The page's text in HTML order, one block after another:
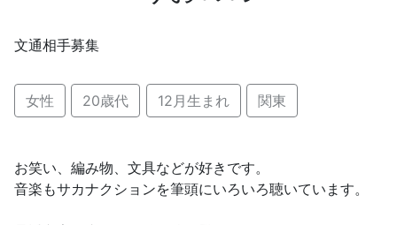
文通相手募集
女性 20歳代 12月生まれ 関東
お笑い、編み物、文具などが好きです。
音楽もサカナクションを筆頭にいろいろ聴いています。